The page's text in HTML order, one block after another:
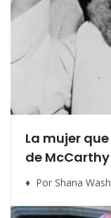
La mujer
de McCarthy
♦ Por Shana